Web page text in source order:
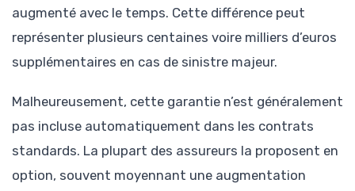
augmenté avec le temps. Cette différence peut
représenter plusieurs centaines voire milliers d’euros
supplémentaires en cas de sinistre majeur.
Malheureusement, cette garantie n’est généralement
pas incluse automatiquement dans les contrats
standards. La plupart des assureurs la proposent en
option, souvent moyennant une augmentation